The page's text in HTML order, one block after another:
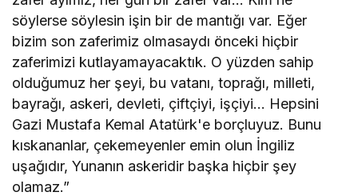
söylerse söylesin işin bir de mantığı var. Eğer
bizim son zaferimiz olmasaydı önceki hiçbir
zaferimizi kutlayamayacaktık. O yüzden sahip
olduğumuz her şeyi, bu vatanı, toprağı, milleti,
bayrağı, askeri, devleti, çiftçiyi, işçiyi… Hepsini
Gazi Mustafa Kemal Atatürk'e borçluyuz. Bunu
kıskananlar, çekemeyenler emin olun İngiliz
uşağıdır, Yunanın askeridir başka hiçbir şey
olamaz.”